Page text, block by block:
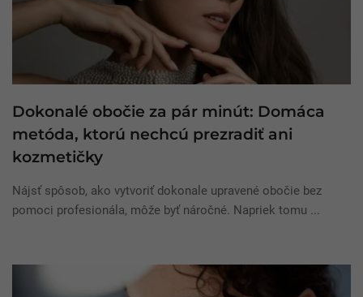
Dokonalé obočie za pár minút: Domáca
metóda, ktorú nechcú prezradiť ani
kozmetičky
Nájsť spôsob, ako vytvoriť dokonale upravené obočie bez
pomoci profesionála, môže byť náročné. Napriek tomu ...